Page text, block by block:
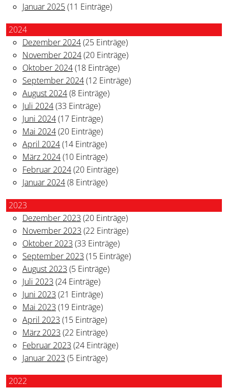
Januar 2025(11 Einträge)
2024
Dezember 2024(25 Einträge)
November 2024(20 Einträge)
Oktober 2024(18 Einträge)
September 2024(12 Einträge)
August 2024(8 Einträge)
Juli 2024(33 Einträge)
Juni 2024(17 Einträge)
Mai 2024(20 Einträge)
April 2024(14 Einträge)
März 2024(10 Einträge)
Februar 2024(20 Einträge)
Januar 2024(8 Einträge)
2023
Dezember 2023 (20 Einträge)
November 2023 (22 Einträge)
Oktober 2023 (33 Einträge)
September 2023 (15 Einträge)
August 2023 (5 Einträge)
Juli 2023 (24 Einträge)
Juni 2023 (21 Einträge)
Mai 2023 (19 Einträge)
April 2023 (15 Einträge)
März 2023 (22 Einträge)
Februar 2023 (24 Einträge)
Januar 2023 (5 Einträge)
2022